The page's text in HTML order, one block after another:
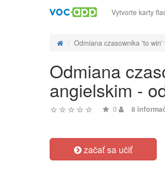
Vytvorte karty
Odmiana czasownika 'to
Odmiana
angielskim -
0 8
začať sa učiť